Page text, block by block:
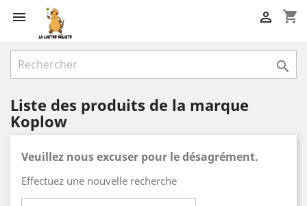
 shopping_cart


Liste des produits de la marque
Koplow
Veuillez nous excuser pour le désagrément.
Effectuez une nouvelle recherche